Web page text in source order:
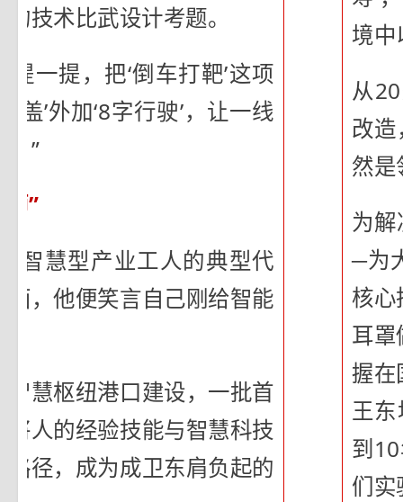
技术比武设计考题。
一提，把‘倒车打靶’这项
盖’外加‘8字行驶’，让一线
”
”
智慧型产业工人的典型代
，他便笑言自己刚给智能
慧枢纽港口建设，一批首
人的经验技能与智慧科技
径，成为成卫东肩负起的
境中
从
改
然是
为
─为
核心
耳罩
握在
王
到
们实